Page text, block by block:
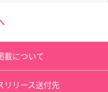
載について
リリース送付先